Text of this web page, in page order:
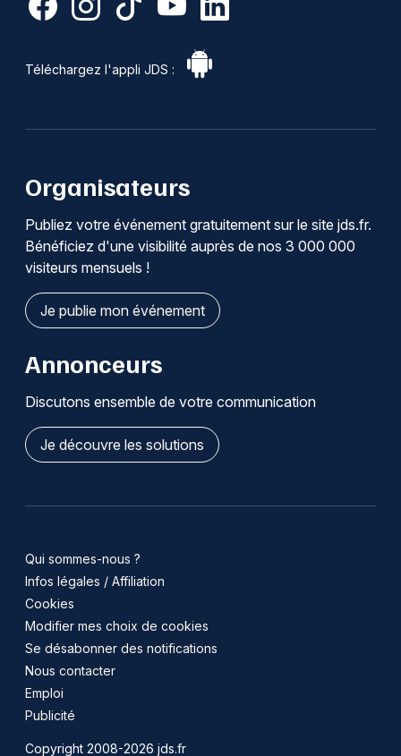
Téléchargez l'appli JDS :
Organisateurs
Publiez votre événement gratuitement sur le site jds.fr.
Bénéficiez d'une visibilité auprès de nos 3 000 000
visiteurs mensuels !
Je publie mon événement
Annonceurs
Discutons ensemble de votre communication
Je découvre les solutions
Qui sommes-nous ?
Infos légales / Affiliation
Cookies
Modifier mes choix de cookies
Se désabonner des notifications
Nous contacter
Emploi
Publicité
Copyright 2008-2026 jds.fr